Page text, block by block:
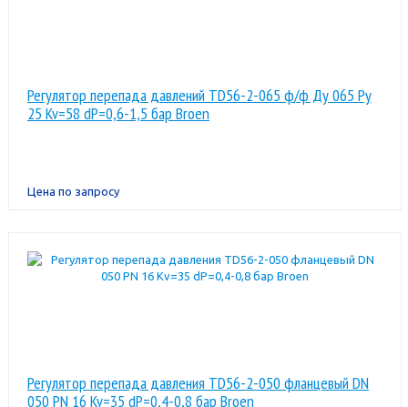
Регулятор перепада давлений TD56-2-065 ф/ф Ду 065 Pу
25 Kv=58 dP=0,6-1,5 бар Broen
Цена по запросу
Регулятор перепада давления TD56-2-050 фланцевый DN
050 PN 16 Kv=35 dP=0,4-0,8 бар Broen